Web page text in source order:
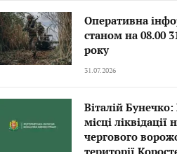
Оперативна
станом на 08.00
року
31.07.2026
Віталій
місці ліквідації
чергового
території